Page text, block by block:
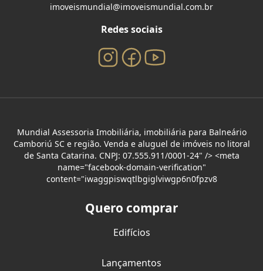
imoveismundial@imoveismundial.com.br
Redes sociais
Mundial Assessoria Imobiliária, imobiliária para Balneário
Camboriú SC e região. Venda e aluguel de imóveis no litoral
de Santa Catarina. CNPJ: 07.555.911/0001-24" /> <meta
name="facebook-domain-verification"
content="iwaggpiswqtlbgiglviwgp6n0fpzv8
Quero comprar
Edifícios
Lançamentos